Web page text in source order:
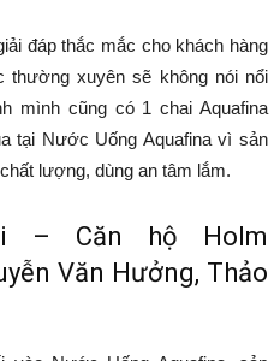
đáp thắc mắc cho khách hàng
thường xuyên sẽ không nói nổi
mình cũng có 1 chai Aquafina
tại Nước Uống Aquafina vì sản
lượng, dùng an tâm lắm.
– Căn hộ Holm
Văn Hưởng, Thảo